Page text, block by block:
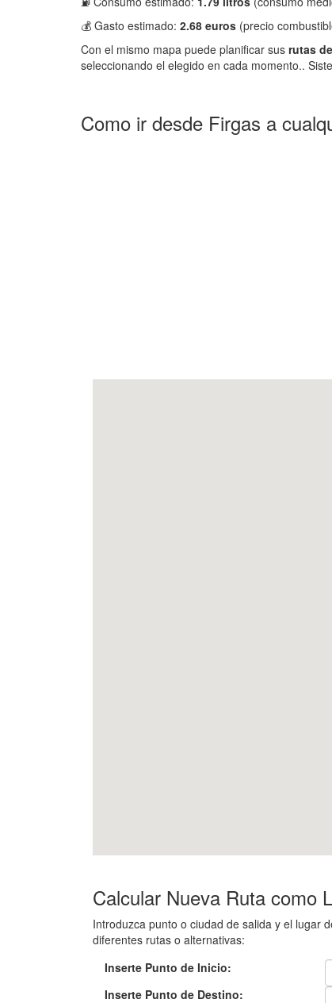
💰 Gasto estimado: 2.68 euros (precio
Con el mismo mapa puede planificar sus rutas
seleccionando el elegido en cada momento..
Como ir desde Firgas a
Calcular Nueva Ruta como
Introduzca punto o ciudad de salida y el lugar
diferentes rutas o alternativas:
Inserte Punto de Inicio:
Inserte Punto de Destino: